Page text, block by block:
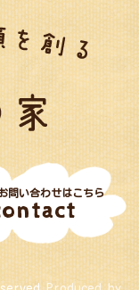
問い合わせはこちら